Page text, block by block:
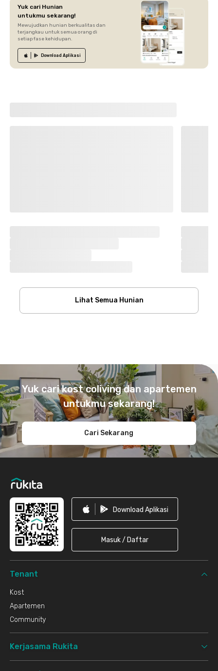
Yuk cari Hunian
untukmu sekarang!
Mewujudkan hunian berkualitas dan
terjangkau untuk semua orang di
setiap fase kehidupan.
Download Aplikasi
Lihat Semua Hunian
Yuk cari kost coliving dan apartemen
untukmu sekarang!
Cari Sekarang
Download Aplikasi
Masuk / Daftar
Tenant
Kost
Apartemen
Community
Kerjasama Rukita